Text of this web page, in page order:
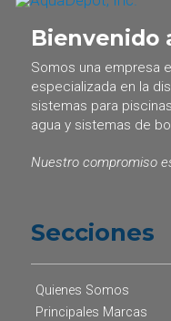
Bienvenido
Somos una empresa
especializada en la
sistemas para
agua y sistemas de
Nuestro compromiso
Secciones
Quienes Somos
Principales Marcas